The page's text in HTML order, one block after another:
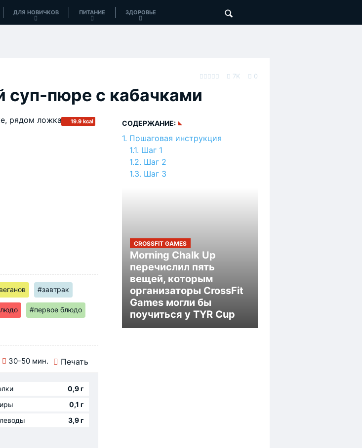
ДЛЯ НОВИЧКОВ ПИТАНИЕ ЗДОРОВЬЕ
7K 0
суп-пюре с кабачками
19.9 kcal
#завтрак
#первое блюдо
30-50 мин. Печать
0,9 г
0,1 г
3,9 г
СОДЕРЖАНИЕ:
Пошаговая инструкция
Шаг 1
Шаг 2
Шаг 3
CROSSFIT GAMES
Morning Chalk Up
перечислил пять
вещей, которым
организаторы CrossFit
Games могли бы
поучиться у TYR Cup